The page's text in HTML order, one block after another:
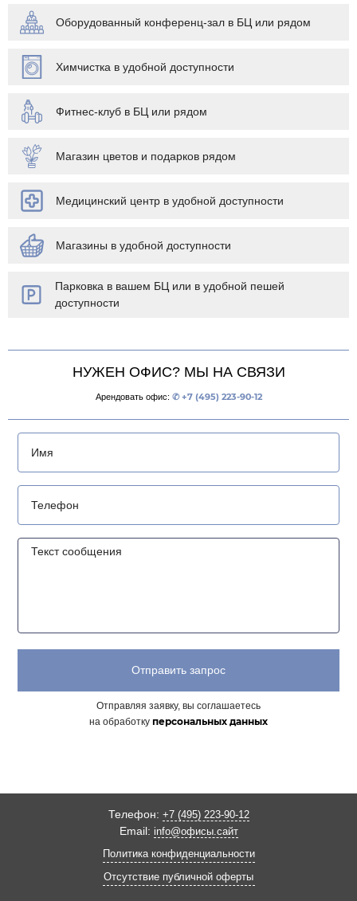
Оборудованный конференц-зал в БЦ или рядом
Химчистка в удобной доступности
Фитнес-клуб в БЦ или рядом
Магазин цветов и подарков рядом
Медицинский центр в удобной доступности
Магазины в удобной доступности
Парковка в вашем БЦ или в удобной пешей
доступности
НУЖЕН ОФИС? МЫ НА СВЯЗИ
Арендовать офис: ✆ +7 (495) 223-90-12
Отправить запрос
Отправляя заявку, вы соглашаетесь
на обработку персональных данных
Телефон: +7 (495) 223-90-12
Email: info@офисы.сайт
Политика конфиденциальности
Отсутствие публичной оферты